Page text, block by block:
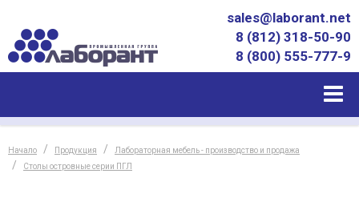
sales@laborant.net
8 (812) 318-50-90
8 (800) 555-777-9
Начало Продукция
Лабораторная мебель - производство и продажа
Столы островные серии ПГЛ